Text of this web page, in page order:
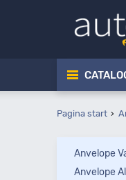
Pagina start
Anvelope
Anvelope